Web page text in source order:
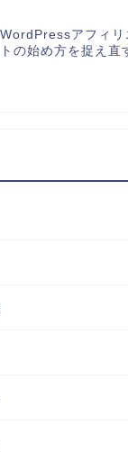
WordPressアフィリ
トの始め方を捉え直